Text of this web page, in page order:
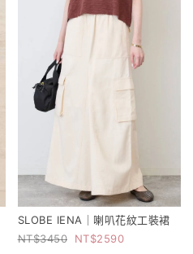
SLOBE IENA｜喇叭花紋工裝裙
3450
2590